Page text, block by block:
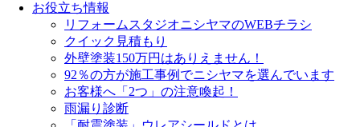
お役立ち情報
リフォームスタジオニシヤマのWEBチラシ
クイック見積もり
外壁塗装150万円はありえません！
92％の方が施工事例でニシヤマを選んでいます
お客様へ「2つ」の注意喚起！
雨漏り診断